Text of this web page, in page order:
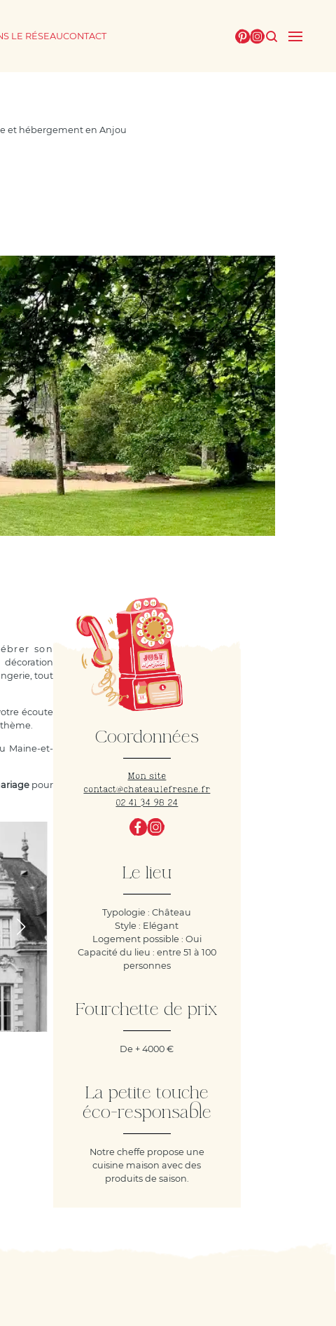
LE RÉSEAUCONTACT
et hébergement en Anjou
son
tout
écoute
Maine-et-
pour
Coordonnées
Mon site
contact@chateaulefresne.fr
02 41 34 98 24
Le lieu
Typologie : Château
Style : Elégant
Logement possible : Oui
Capacité du lieu : entre 51 à 100
personnes
Fourchette de prix
De + 4000 €
La petite touche
éco-responsable
Notre cheffe propose une
cuisine maison avec des
produits de saison.